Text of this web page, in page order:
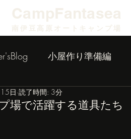
​CampFantasea
南伊豆高原オートキャンプ場
小屋作り準備編
場で活躍する道具たち
日 読了時間: 3分